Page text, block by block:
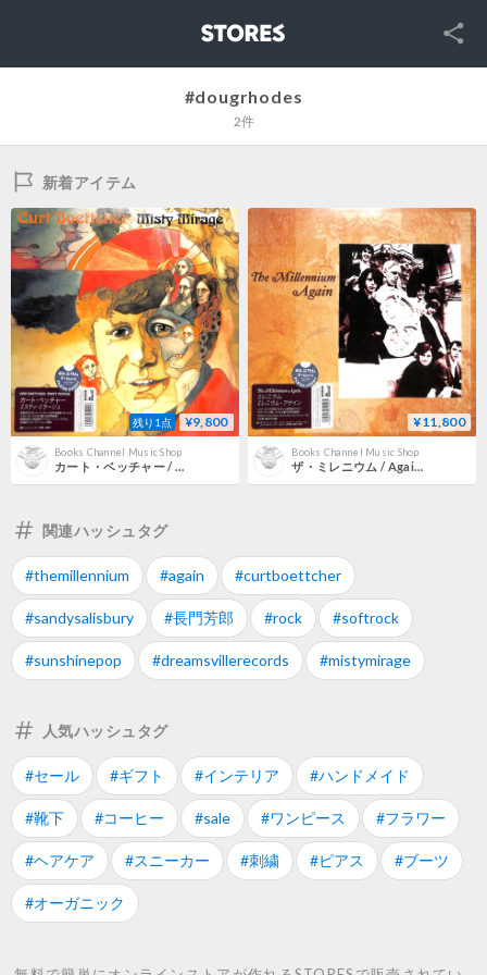
SNS
#dougrhodes
2件
新着アイテム
残り1点 ¥9,800
Books Channel Music Shop
カート・ベッチャー / ミスティ・ミラージュ [※国内盤,品番:YDLP-0024］[新品未使用品](LPレコード)
¥11,800
Books Channel Music Shop
ザ・ミレニウム / Again [※国内盤,品番:YDLP-0050］[未開封品](LPレコード)
関連ハッシュタグ
#themillennium #again #curtboettcher
#sandysalisbury #長門芳郎 #rock #softrock
#sunshinepop #dreamsvillerecords #mistymirage
人気ハッシュタグ
#セール #ギフト #インテリア #ハンドメイド
#靴下 #コーヒー #sale #ワンピース #フラワー
#ヘアケア #スニーカー #刺繍 #ピアス #ブーツ
#オーガニック